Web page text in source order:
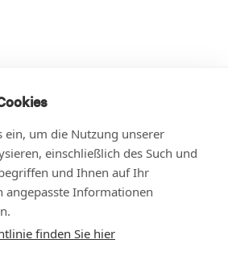
ein, um die Nutzung unserer
einschließlich des Such und
und Ihnen auf Ihr
angepasste Informationen
finden Sie hier